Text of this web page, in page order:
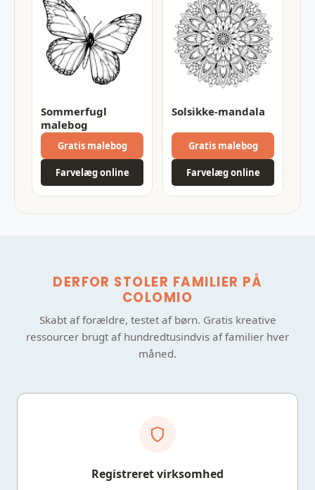
Sommerfugl
malebog
Gratis malebog
Farvelæg online
Solsikke-mandala
Gratis malebog
Farvelæg online
DERFOR STOLER FAMILIER PÅ
COLOMIO
Skabt af forældre, testet af børn. Gratis kreative
ressourcer brugt af hundredtusindvis af familier hver
måned.
Registreret virksomhed